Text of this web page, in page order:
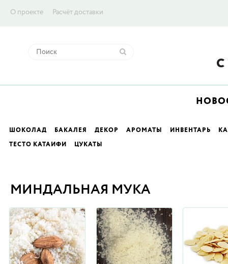
О проекте Расчёт доставки
ШОКОЛАД БАКАЛЕЯ ДЕКОР АРОМАТЫ ИНВЕНТАРЬ
ТЕСТО КАТАИФИ ЦУКАТЫ
МИНДАЛЬНАЯ МУКА